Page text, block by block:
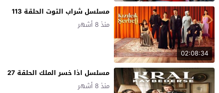
02:08:34
مسلسل شراب التوت الحلقة 113
منذ 8 أشهر
مسلسل اذا خسر الملك الحلقة 27
منذ 8 أشهر